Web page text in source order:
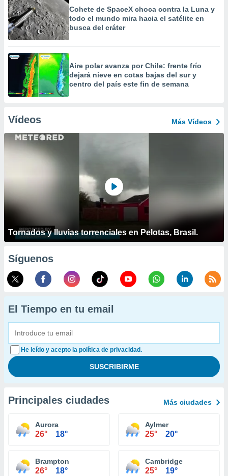
Cohete de SpaceX choca contra la Luna y
todo el mundo mira hacia el satélite en
busca del cráter
Aire polar avanza por Chile: frente frío
dejará nieve en cotas bajas del sur y
centro del país este fin de semana
Vídeos Más Vídeos
Tornados y lluvias torrenciales en Pelotas, Brasil.
Síguenos
El Tiempo en tu email
He leído y acepto la política de privacidad.
Principales ciudades Más ciudades
Aurora
26° 18°
Aylmer
25° 20°
Brampton
26° 18°
Cambridge
25° 19°